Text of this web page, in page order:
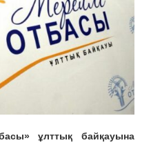
ұлттық байқауына